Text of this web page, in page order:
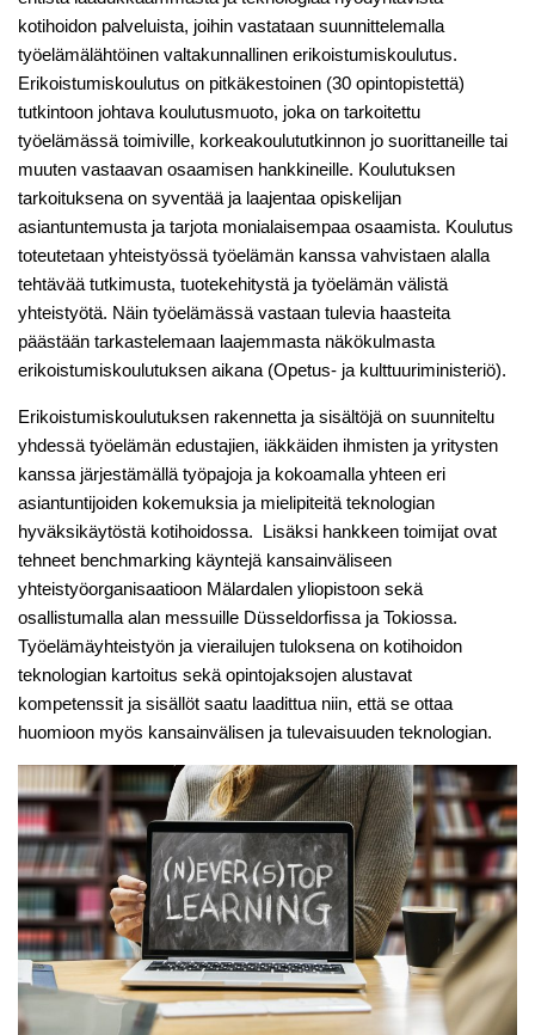
kotihoidon palveluista, joihin vastataan suunnittelemalla
työelämälähtöinen valtakunnallinen erikoistumiskoulutus.
Erikoistumiskoulutus on pitkäkestoinen (30 opintopistettä)
tutkintoon johtava koulutusmuoto, joka on tarkoitettu
työelämässä toimiville, korkeakoulututkinnon jo suorittaneille tai
muuten vastaavan osaamisen hankkineille. Koulutuksen
tarkoituksena on syventää ja laajentaa opiskelijan
asiantuntemusta ja tarjota monialaisempaa osaamista. Koulutus
toteutetaan yhteistyössä työelämän kanssa vahvistaen alalla
tehtävää tutkimusta, tuotekehitystä ja työelämän välistä
yhteistyötä. Näin työelämässä vastaan tulevia haasteita
päästään tarkastelemaan laajemmasta näkökulmasta
erikoistumiskoulutuksen aikana (Opetus- ja kulttuuriministeriö).
Erikoistumiskoulutuksen rakennetta ja sisältöjä on suunniteltu
yhdessä työelämän edustajien, iäkkäiden ihmisten ja yritysten
kanssa järjestämällä työpajoja ja kokoamalla yhteen eri
asiantuntijoiden kokemuksia ja mielipiteitä teknologian
hyväksikäytöstä kotihoidossa. Lisäksi hankkeen toimijat ovat
tehneet benchmarking käyntejä kansainväliseen
yhteistyöorganisaatioon Mälardalen yliopistoon sekä
osallistumalla alan messuille Düsseldorfissa ja Tokiossa.
Työelämäyhteistyön ja vierailujen tuloksena on kotihoidon
teknologian kartoitus sekä opintojaksojen alustavat
kompetenssit ja sisällöt saatu laadittua niin, että se ottaa
huomioon myös kansainvälisen ja tulevaisuuden teknologian.